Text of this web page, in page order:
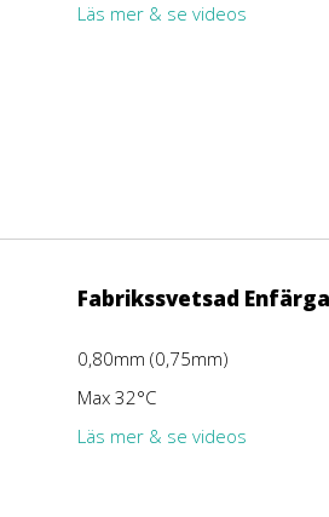
Läs mer & se videos
Fabrikssvetsad
0,80mm (0,75mm)
Max 32°C
Läs mer & se videos